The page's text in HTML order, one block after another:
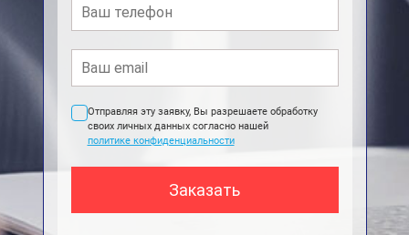
Отправляя эту заявку, Вы разрешаете обработку
своих личных данных согласно нашей
политике конфиденциальности